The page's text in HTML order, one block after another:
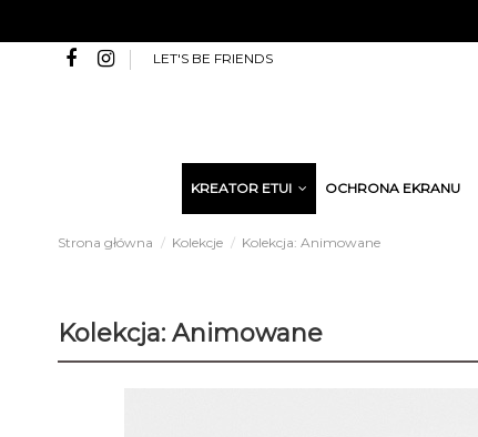
LET'S BE FRIENDS
KREATOR ETUI OCHRONA EKRANU
Strona główna Kolekcje Kolekcja: Animowane
Kolekcja: Animowane